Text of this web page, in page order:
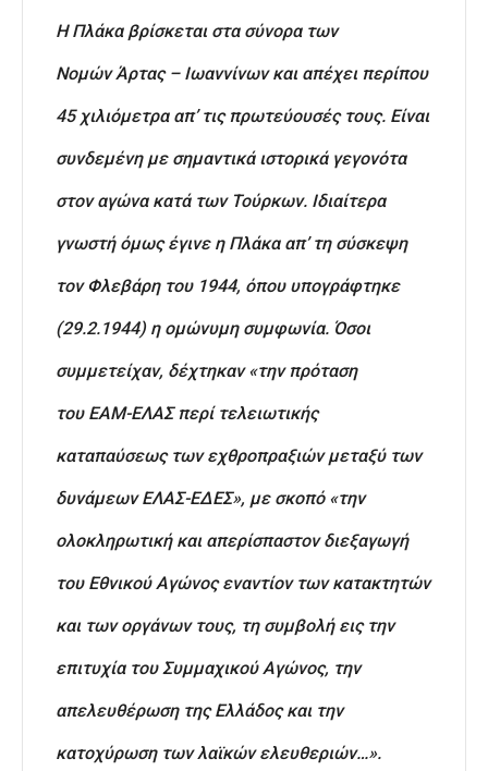
Η Πλάκα βρίσκεται στα σύνορα των
Νομών Άρτας – Ιωαννίνων και απέχει περίπου
45 χιλιόμετρα απ’ τις πρωτεύουσές τους. Είναι
συνδεμένη με σημαντικά ιστορικά γεγονότα
στον αγώνα κατά των Τούρκων. Ιδιαίτερα
γνωστή όμως έγινε η Πλάκα απ’ τη σύσκεψη
τον Φλεβάρη του 1944, όπου υπογράφτηκε
(29.2.1944) η ομώνυμη συμφωνία. Όσοι
συμμετείχαν, δέχτηκαν «την πρόταση
του ΕΑΜ-ΕΛΑΣ περί τελειωτικής
καταπαύσεως των εχθροπραξιών μεταξύ των
δυνάμεων ΕΛΑΣ-ΕΔΕΣ», με σκοπό «την
ολοκληρωτική και απερίσπαστον διεξαγωγή
του Εθνικού Αγώνος εναντίον των κατακτητών
και των οργάνων τους, τη συμβολή εις την
επιτυχία του Συμμαχικού Αγώνος, την
απελευθέρωση της Ελλάδος και την
κατοχύρωση των λαϊκών ελευθεριών…».